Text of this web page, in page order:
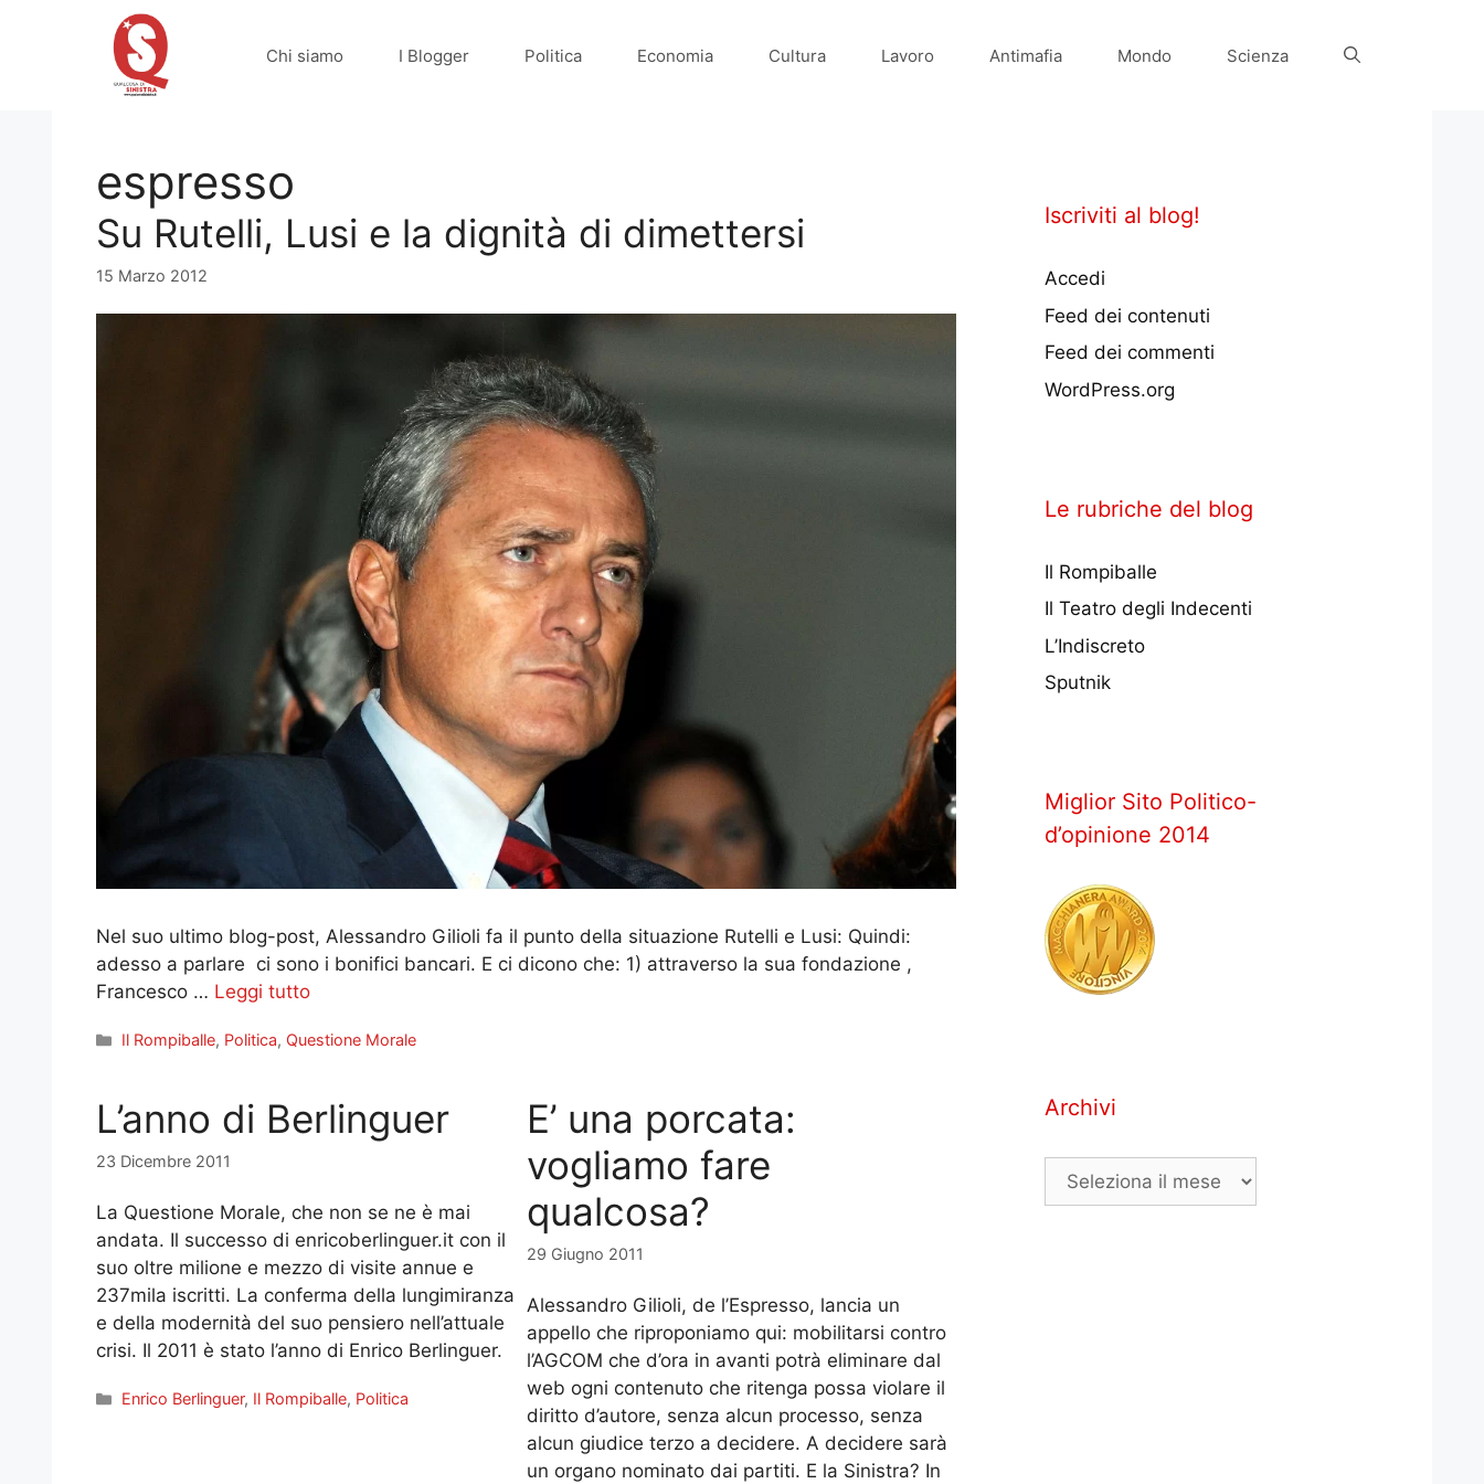
Chi siamo I Blogger Politica Economia Cultura Lavoro Antimafia Mondo Scienza
espresso
Su Rutelli, Lusi e la dignità di dimettersi
15 Marzo 2012
Nel suo ultimo blog-post, Alessandro Gilioli fa il punto della situazione Rutelli e Lusi: Quindi:
adesso a parlare ci sono i bonifici bancari. E ci dicono che: 1) attraverso la sua fondazione ,
Francesco … Leggi tutto
Categorie
Il Rompiballe, Politica, Questione Morale
L’anno di Berlinguer
23 Dicembre 2011
La Questione Morale, che non se ne è mai
andata. Il successo di enricoberlinguer.it con il
suo oltre milione e mezzo di visite annue e
237mila iscritti. La conferma della lungimiranza
e della modernità del suo pensiero nell’attuale
crisi. Il 2011 è stato l’anno di Enrico Berlinguer.
Categorie
Enrico Berlinguer, Il Rompiballe, Politica
E’ una porcata:
vogliamo fare
qualcosa?
29 Giugno 2011
Alessandro Gilioli, de l’Espresso, lancia un
appello che riproponiamo qui: mobilitarsi contro
l’AGCOM che d’ora in avanti potrà eliminare dal
web ogni contenuto che ritenga possa violare il
diritto d’autore, senza alcun processo, senza
alcun giudice terzo a decidere. A decidere sarà
un organo nominato dai partiti. E la Sinistra? In
Iscriviti al blog!
Accedi
Feed dei contenuti
Feed dei commenti
WordPress.org
Le rubriche del blog
Il Rompiballe
Il Teatro degli Indecenti
L’Indiscreto
Sputnik
Miglior Sito Politico-
d’opinione 2014
Archivi
Archivi